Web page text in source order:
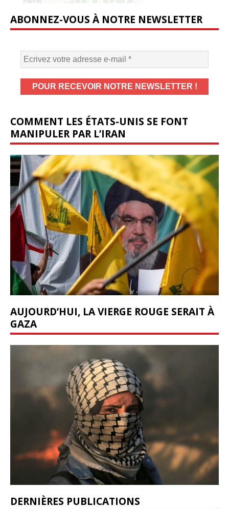
ABONNEZ-VOUS À NOTRE NEWSLETTER
COMMENT LES ÉTATS-UNIS SE FONT
MANIPULER PAR L’IRAN
AUJOURD’HUI, LA VIERGE ROUGE SERAIT À
GAZA
DERNIÈRES PUBLICATIONS